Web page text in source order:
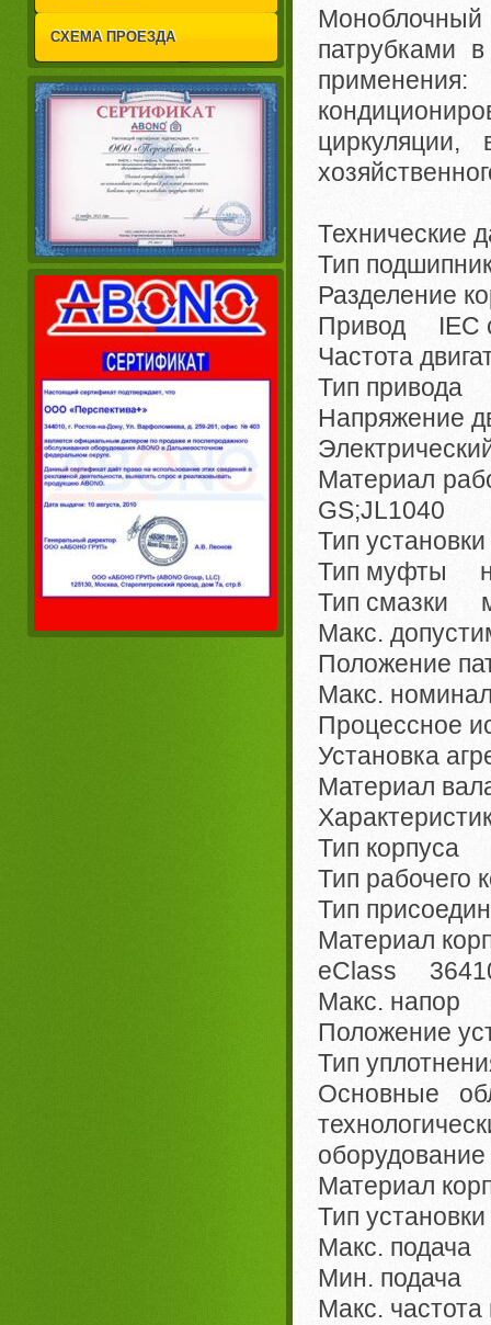
СХЕМА ПРОЕЗДА
Моноблочный
патрубками
Технические
Тип
Разделение
Привод IEC
Частота
Тип привода
Напряжение
Материал
GS;JL1040
Тип
Тип муфты
Тип смазки
Макс.
Положение
Макс.
Процессное
Установка
Материал
Тип корпуса
Тип
Тип
Материал
eClass
Макс. напор
Положение
Тип
Основные
Материал
Тип
Макс.
Мин. подача
Макс.